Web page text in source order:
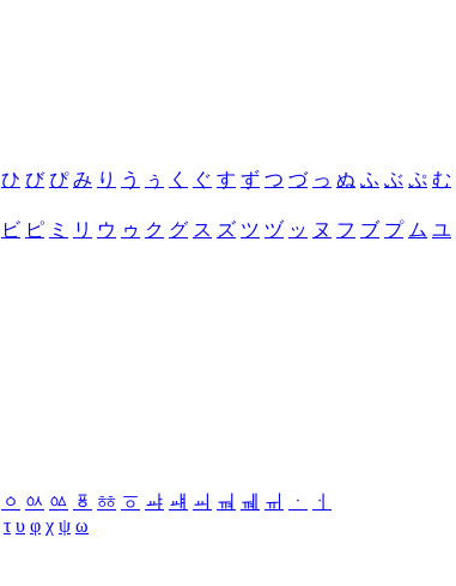
ひ び ぴ み り う ぅ く ぐ す ず つ づ っ ぬ ふ ぶ ぷ む
ビ ピ ミ リ ウ ゥ ク グ ス ズ ツ ヅ ッ ヌ フ ブ プ ム ユ
ㆁ ㆂ ㆃ ㆄ ㆅ ㆆ ㆇ ㆈ ㆉ ㆊ ㆋ ㆌ ㆍ
ㆎ
τ υ φ χ ψ ω